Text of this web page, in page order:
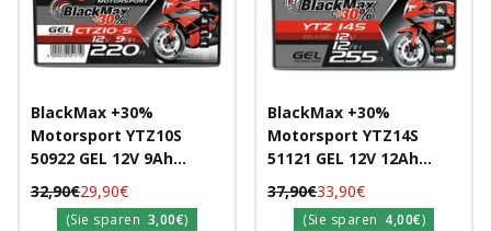
BlackMax +30%
Motorsport YTZ10S
50922 GEL 12V 9Ah
220A/EN
Motorradbatterie
Angebotspreis
29,90€
Regulärer
Preis
32,90€
(Sie sparen 3,00€)
BlackMax +30%
Motorsport YTZ14S
51121 GEL 12V 12Ah
255A/EN
Motorradbatterie
Angebotspreis
33,90€
Regulärer
Preis
37,90€
(Sie sparen 4,00€)